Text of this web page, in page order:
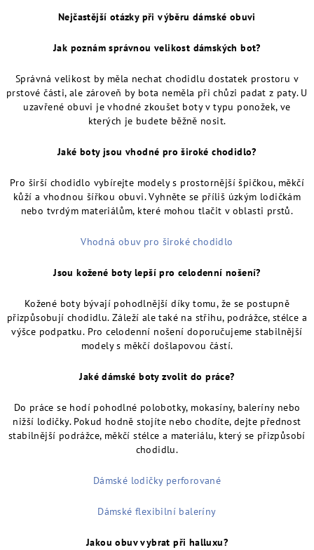
Nejčastější otázky při výběru dámské obuvi
Jak poznám správnou velikost dámských bot?
Správná velikost by měla nechat chodidlu dostatek prostoru v
prstové části, ale zároveň by bota neměla při chůzi padat z paty. U
uzavřené obuvi je vhodné zkoušet boty v typu ponožek, ve
kterých je budete běžně nosit.
Jaké boty jsou vhodné pro široké chodidlo?
Pro širší chodidlo vybírejte modely s prostornější špičkou, měkčí
kůží a vhodnou šířkou obuvi. Vyhněte se příliš úzkým lodičkám
nebo tvrdým materiálům, které mohou tlačit v oblasti prstů.
Vhodná obuv pro široké chodidlo
Jsou kožené boty lepší pro celodenní nošení?
Kožené boty bývají pohodlnější díky tomu, že se postupně
přizpůsobují chodidlu. Záleží ale také na střihu, podrážce, stélce a
výšce podpatku. Pro celodenní nošení doporučujeme stabilnější
modely s měkčí došlapovou částí.
Jaké dámské boty zvolit do práce?
Do práce se hodí pohodlné polobotky, mokasíny, baleríny nebo
nižší lodičky. Pokud hodně stojíte nebo chodíte, dejte přednost
stabilnější podrážce, měkčí stélce a materiálu, který se přizpůsobí
chodidlu.
Dámské lodičky perforované
Dámské flexibilní baleríny
Jakou obuv vybrat při halluxu?